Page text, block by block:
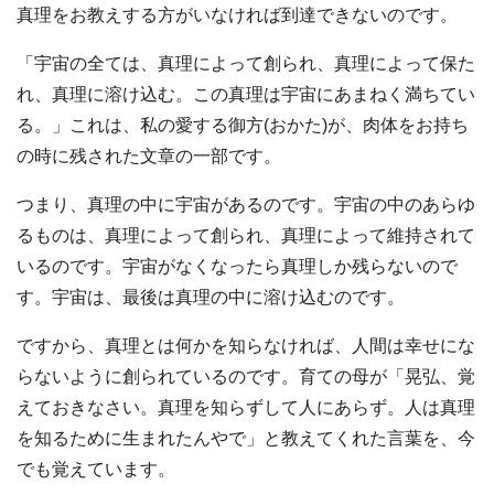
真理をお教えする方がいなければ到達できないのです。
「宇宙の全ては、真理によって創られ、真理によって保た
れ、真理に溶け込む。この真理は宇宙にあまねく満ちてい
る。」これは、私の愛する御方(おかた)が、肉体をお持ち
の時に残された文章の一部です。
つまり、真理の中に宇宙があるのです。宇宙の中のあらゆ
るものは、真理によって創られ、真理によって維持されて
いるのです。宇宙がなくなったら真理しか残らないので
す。宇宙は、最後は真理の中に溶け込むのです。
ですから、真理とは何かを知らなければ、人間は幸せにな
らないように創られているのです。育ての母が「晃弘、覚
えておきなさい。真理を知らずして人にあらず。人は真理
を知るために生まれたんやで」と教えてくれた言葉を、今
でも覚えています。